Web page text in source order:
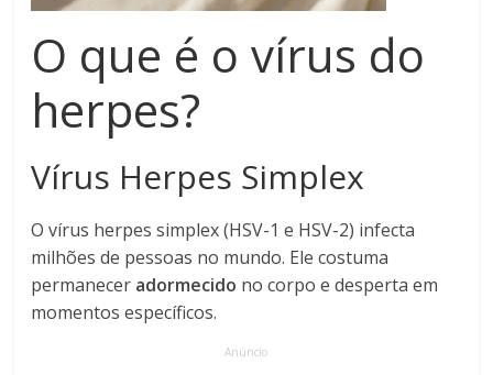
O que é o vírus do
herpes?
Vírus Herpes Simplex
O vírus herpes simplex (HSV-1 e HSV-2) infecta
milhões de pessoas no mundo. Ele costuma
permanecer adormecido no corpo e desperta em
momentos específicos.
Anúncio